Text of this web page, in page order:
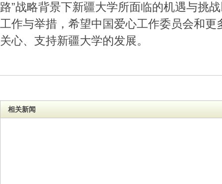
路”战略背景下新疆大学所面临的机遇与挑
工作与举措，希望中国爱心工作委员会和更
关心、支持新疆大学的发展。
相关新闻